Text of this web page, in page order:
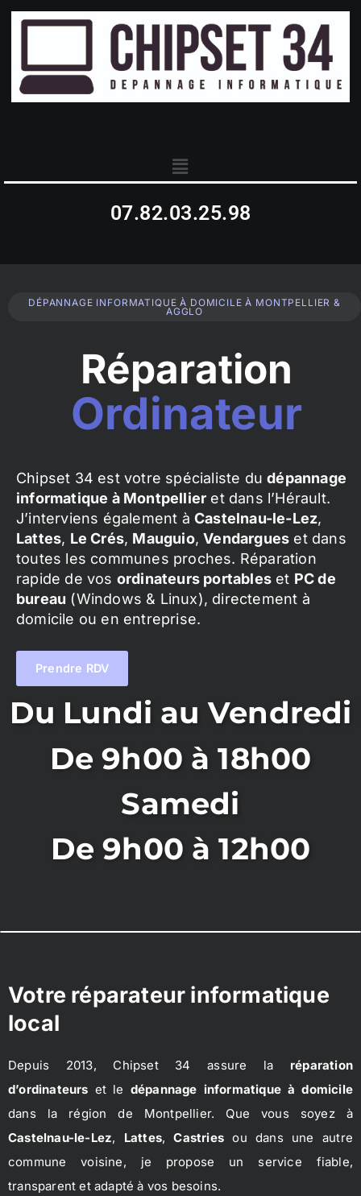
07.82.03.25.98
DÉPANNAGE INFORMATIQUE À DOMICILE À MONTPELLIER &
AGGLO
Réparation
Ordinateur
Chipset 34 est votre spécialiste dudépannage
informatique à Montpellier et dans l’Hérault.
J’interviens également à Castelnau-le-Lez,
Lattes, Le Crés, Mauguio,Vendargues et dans
toutes les communes proches. Réparation
rapide de vos ordinateurs portables et PC de
bureau (Windows & Linux), directement à
domicile ou en entreprise.
Prendre RDV
Du Lundi au Vendredi
De 9h00 à 18h00
Samedi
De 9h00 à 12h00
Votre réparateur informatique
local
Depuis 2013, Chipset 34 assure la réparation
d’ordinateurs et le dépannage informatique à domicile
dans la région de Montpellier. Que vous soyez à
Castelnau-le-Lez, Lattes,Castries ou dans une autre
commune voisine, je propose un service fiable,
transparent et adapté à vos besoins.